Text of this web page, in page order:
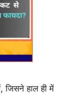
हाल ही में